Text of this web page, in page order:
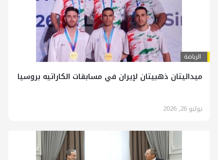
الرياضة
ميداليتان ذهبيتان لإيران في مسابقات الكاراتيه بروسيا
يوليو 26, 2026